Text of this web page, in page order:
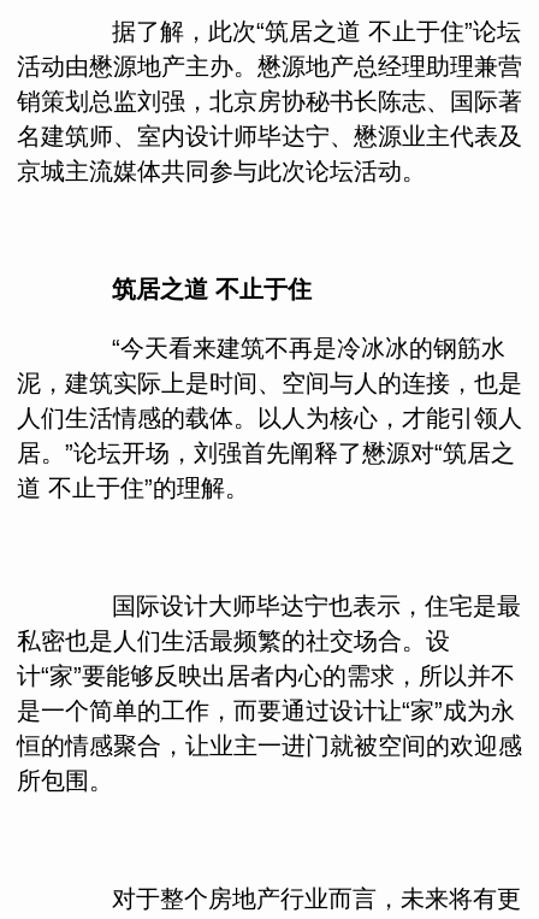
据了解，此次“筑居之道 不止于住”论坛
活动由懋源地产主办。懋源地产总经理助理兼营
销策划总监刘强，北京房协秘书长陈志、国际著
名建筑师、室内设计师毕达宁、懋源业主代表及
京城主流媒体共同参与此次论坛活动。
筑居之道 不止于住
“今天看来建筑不再是冷冰冰的钢筋水
泥，建筑实际上是时间、空间与人的连接，也是
人们生活情感的载体。以人为核心，才能引领人
居。”论坛开场，刘强首先阐释了懋源对“筑居之
道 不止于住”的理解。
国际设计大师毕达宁也表示，住宅是最
私密也是人们生活最频繁的社交场合。设
计“家”要能够反映出居者内心的需求，所以并不
是一个简单的工作，而要通过设计让“家”成为永
恒的情感聚合，让业主一进门就被空间的欢迎感
所包围。
对于整个房地产行业而言，未来将有更